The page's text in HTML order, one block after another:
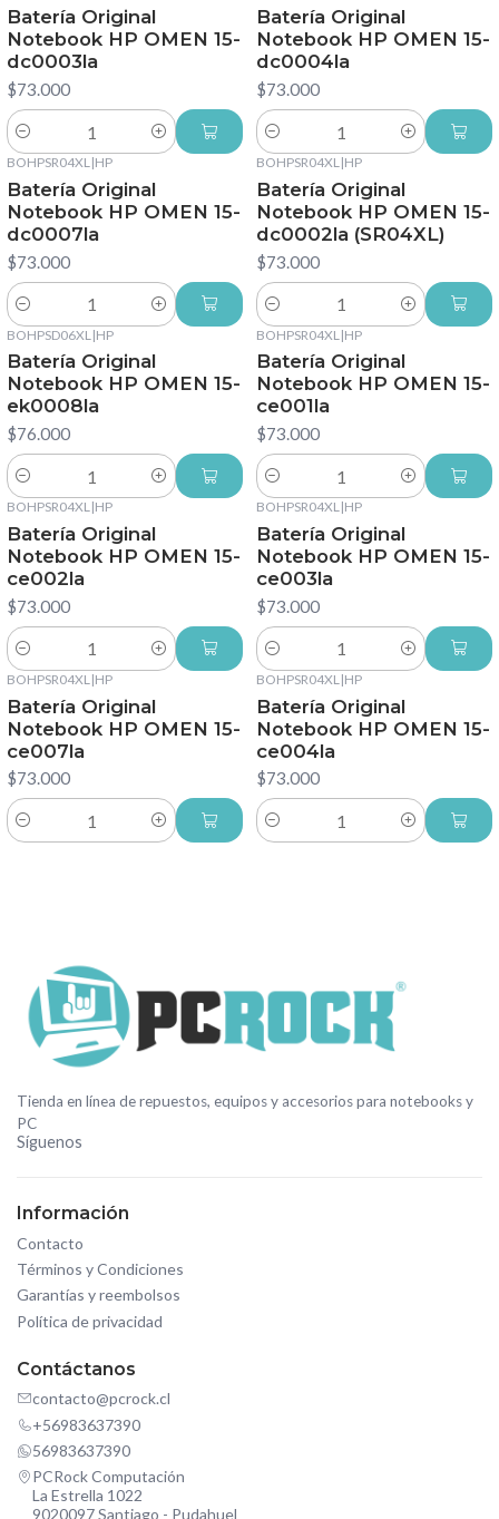
Batería Original
Notebook HP OMEN 15-
dc0003la
$73.000
Cantidad
Batería Original
Notebook HP OMEN 15-
dc0004la
$73.000
Cantidad
BOHPSR04XL|HP
Batería Original
Notebook HP OMEN 15-
dc0007la
$73.000
Cantidad
BOHPSR04XL|HP
Batería Original
Notebook HP OMEN 15-
dc0002la (SR04XL)
$73.000
Cantidad
BOHPSD06XL |HP
Batería Original
Notebook HP OMEN 15-
ek0008la
$76.000
Cantidad
BOHPSR04XL |HP
Batería Original
Notebook HP OMEN 15-
ce001la
$73.000
Cantidad
BOHPSR04XL|HP
Batería Original
Notebook HP OMEN 15-
ce002la
$73.000
Cantidad
BOHPSR04XL|HP
Batería Original
Notebook HP OMEN 15-
ce003la
$73.000
Cantidad
BOHPSR04XL |HP
Batería Original
Notebook HP OMEN 15-
ce007la
$73.000
Cantidad
BOHPSR04XL |HP
Batería Original
Notebook HP OMEN 15-
ce004la
$73.000
Cantidad
Tienda en línea de repuestos, equipos y accesorios para notebooks y
PC
Síguenos
Información
Contacto
Términos y Condiciones
Garantías y reembolsos
Política de privacidad
Contáctanos
contacto@pcrock.cl
+56983637390
56983637390
PCRock Computación
La Estrella 1022
9020097 Santiago - Pudahuel